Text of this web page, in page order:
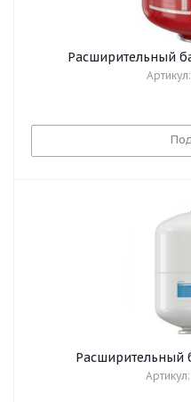
Расширительный
Расширительный